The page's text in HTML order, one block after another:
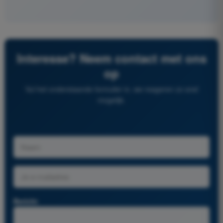
Interesse? Neem contact met ons
op
Vul het onderstaande formulier in, we reageren zo snel
Bericht